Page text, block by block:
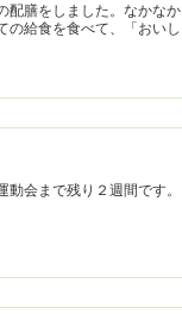
配膳をしました。なかなか
の給食を食べて、「おいし
会まで残り２週間です。